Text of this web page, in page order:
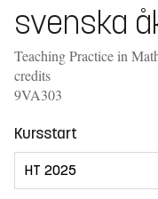
svenska
Teaching Practice in
credits
9VA303
Kursstart